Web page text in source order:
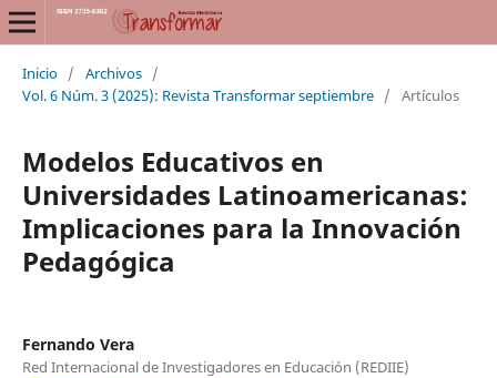
Inicio / Archivos /
Vol. 6 Núm. 3 (2025): Revista Transformar septiembre / Artículos
Modelos Educativos en
Universidades Latinoamericanas:
Implicaciones para la Innovación
Pedagógica
Fernando Vera
Red Internacional de Investigadores en Educación (REDIIE)